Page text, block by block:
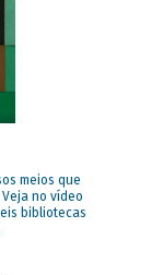
meios que
no vídeo
bibliotecas